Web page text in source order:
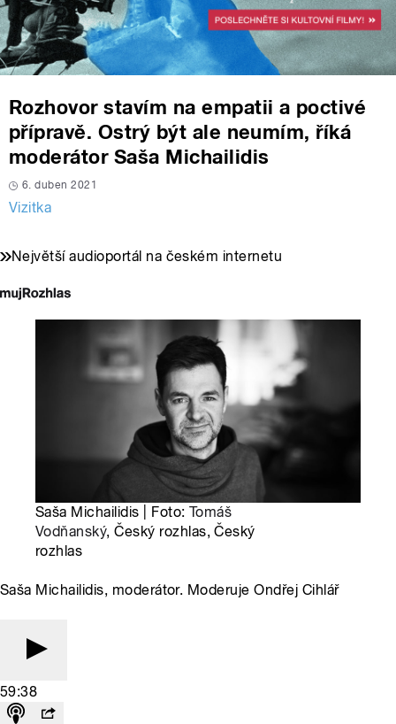
Rozhovor stavím na empatii a poctivé
přípravě. Ostrý být ale neumím, říká
moderátor Saša Michailidis
6. duben 2021
Vizitka
Největší audioportál na českém internetu
Saša Michailidis | Foto: Tomáš
Vodňanský, Český rozhlas, Český
rozhlas
Saša Michailidis, moderátor. Moderuje Ondřej Cihlář
59:38